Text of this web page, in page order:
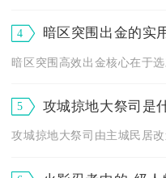
4 暗区突围出金的实
5 攻城掠地大祭司是